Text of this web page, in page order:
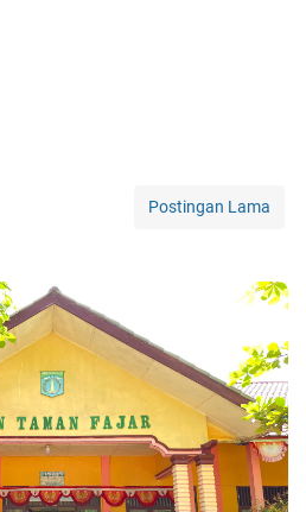
Postingan Lama